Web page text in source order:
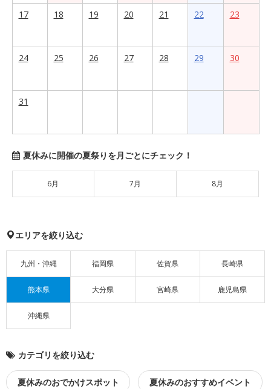
17
18 19 20 21 22 23
24 25 26 27 28 29 30
31
夏休みに開催の夏祭りを月ごとにチェック！
6月 7月 8月
エリアを絞り込む
九州・沖縄 福岡県 佐賀県 長崎県
熊本県 大分県 宮崎県 鹿児島県
沖縄県
カテゴリを絞り込む
夏休みのおでかけスポット 夏休みのおすすめイベント